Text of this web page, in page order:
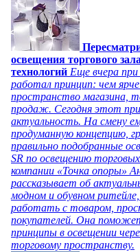
освещения торгового
технологий Еще вчера при
работал принцип: чем
пространство магазина,
продаж. Сегодня этот
актуальность. На смену
продуманную концепцию,
правильно подобранные
SR по освещению
компании «Точка опоры»
рассказывает об
модном и обувном
работать с товаром,
покупателей. Она
принципы в освещении
торговому пространству.